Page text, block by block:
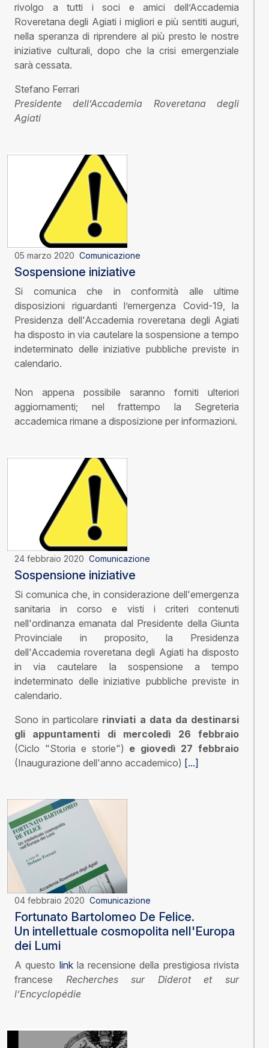
rivolgo a tutti i soci e amici dell’Accademia
Roveretana degli Agiati i migliori e più sentiti auguri,
nella speranza di riprendere al più presto le nostre
iniziative culturali, dopo che la crisi emergenziale
sarà cessata.
Stefano Ferrari
Presidente dell’Accademia Roveretana degli
Agiati
05 marzo 2020 Comunicazione
Sospensione iniziative
Si comunica che in conformità alle ultime
disposizioni riguardanti l’emergenza Covid-19, la
Presidenza dell'Accademia roveretana degli Agiati
ha disposto in via cautelare la sospensione a tempo
indeterminato delle iniziative pubbliche previste in
calendario.
Non appena possibile saranno forniti ulteriori
aggiornamenti; nel frattempo la Segreteria
accademica rimane a disposizione per informazioni.
24 febbraio 2020 Comunicazione
Sospensione iniziative
Si comunica che, in considerazione dell'emergenza
sanitaria in corso e visti i criteri contenuti
nell'ordinanza emanata dal Presidente della Giunta
Provinciale in proposito, la Presidenza
dell'Accademia roveretana degli Agiati ha disposto
in via cautelare la sospensione a tempo
indeterminato delle iniziative pubbliche previste in
calendario.
Sono in particolare rinviati a data da destinarsi
gli appuntamenti di
mercoledì 26 febbraio
(Ciclo "Storia e storie") e giovedì 27 febbraio
(Inaugurazione dell'anno accademico) [...]
04 febbraio 2020 Comunicazione
Fortunato Bartolomeo De Felice.
Un intellettuale cosmopolita nell'Europa
dei Lumi
A questo linkla recensione della prestigiosa rivista
francese Recherches sur Diderot et sur
l’Encyclopédie